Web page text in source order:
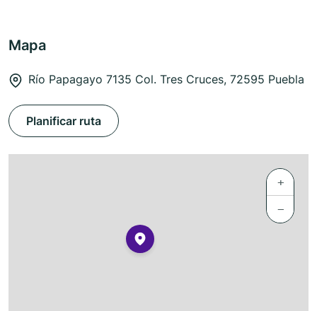
Mapa
Río Papagayo 7135 Col. Tres Cruces, 72595 Puebla
Planificar ruta
+
−